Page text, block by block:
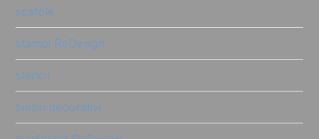
scatole
stampi ReDesign
stencil
timbri decorativi